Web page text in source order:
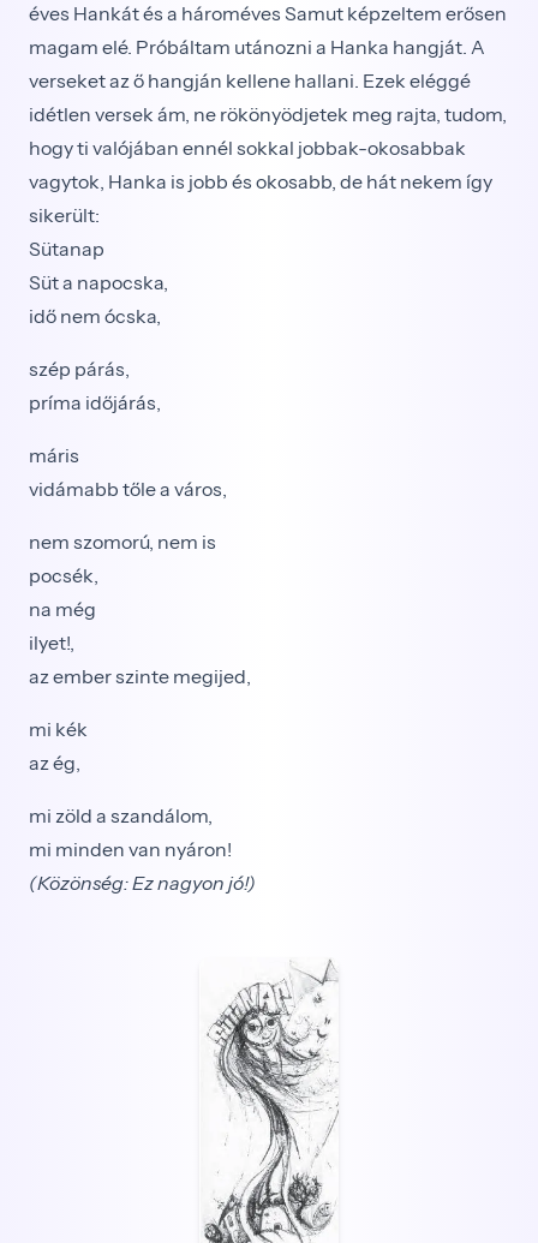
éves Hankát és a hároméves Samut képzeltem erősen
magam elé. Próbáltam utánozni a Hanka hangját. A
verseket az ő hangján kellene hallani. Ezek eléggé
idét­len versek ám, ne rökönyödjetek meg rajta, tudom,
hogy ti valójában ennél sokkal jobbak-okosabbak
vagytok, Hanka is jobb és okosabb, de hát nekem így
sikerült:
Sütanap
Süt a napocska,
idő nem ócska,
szép párás,
príma időjárás,
máris
vidámabb tőle a város,
nem szomorú, nem is
pocsék,
na még
ilyet!,
az ember szinte megijed,
mi kék
az ég,
mi zöld a szandálom,
mi minden van nyáron!
(Közönség: Ez nagyon jó!)